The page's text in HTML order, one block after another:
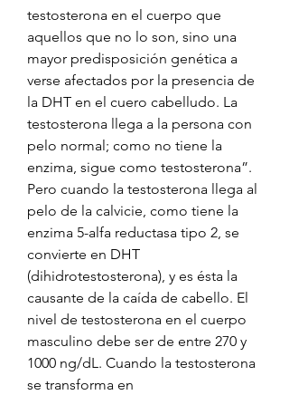
testosterona en el cuerpo que
aquellos que no lo son, sino una
mayor predisposición genética a
verse afectados por la presencia de
la DHT en el cuero cabelludo. La
testosterona llega a la persona con
pelo normal; como no tiene la
enzima, sigue como testosterona”.
Pero cuando la testosterona llega al
pelo de la calvicie, como tiene la
enzima 5-alfa reductasa tipo 2, se
convierte en DHT
(dihidrotestosterona), y es ésta la
causante de la caída de cabello. El
nivel de testosterona en el cuerpo
masculino debe ser de entre 270 y
1000 ng/dL. Cuando la testosterona
se transforma en